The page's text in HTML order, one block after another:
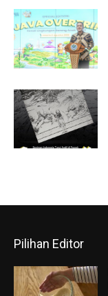
Pilihan Editor